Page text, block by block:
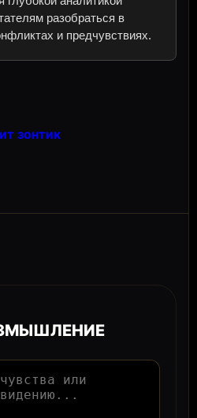
разобраться в
и предчувствиях.
зонтик